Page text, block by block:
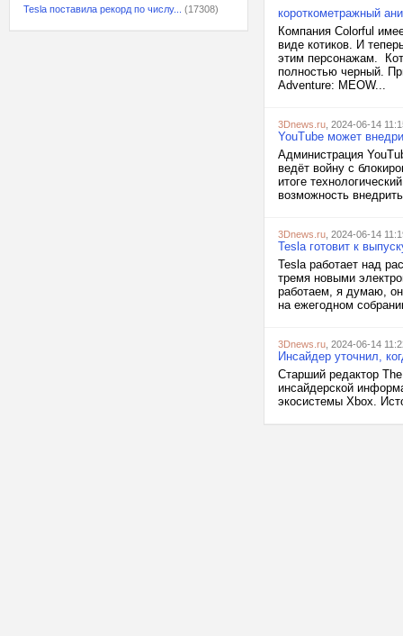
Tesla поставила рекорд по числу...
(17308)
короткометражный
Компания Colorful
виде котиков. И
этим персонажам.
полностью черный.
Adventure: MEOW...
3Dnews.ru , 2024-06-14
YouTube может
Администрация
ведёт войну с
итоге
возможность
3Dnews.ru , 2024-06-14
Tesla готовит к
Tesla работает над
тремя новыми
работаем, я думаю,
на ежегодном
3Dnews.ru , 2024-06-14
Инсайдер уточнил,
Старший редактор
инсайдерской
экосистемы Xbox.